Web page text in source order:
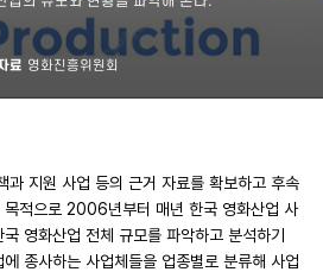
료 영화진흥위원회
과 지원 사업 등의 근거 자료를 확보하고 후속
목적으로 2006년부터 매년 한국 영화산업 사
영화산업 전체 규모를 파악하고 분석하기
종사하는 사업체들을 업종별로 분류해 사업